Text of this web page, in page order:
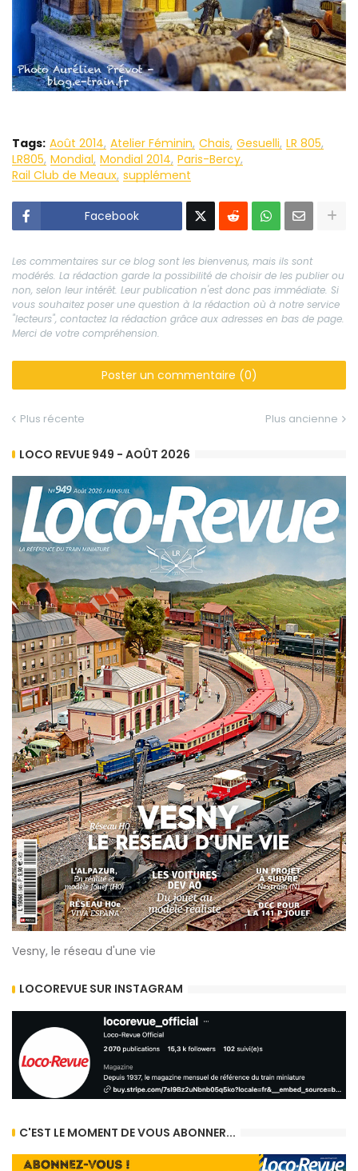
Tags: Août 2014 Atelier Féminin Chais Gesuelli LR 805
LR805 Mondial Mondial 2014 Paris-Bercy
Rail Club de Meaux supplément
Facebook
Les commentaires sur ce blog sont les bienvenus, mais ils sont
modérés. La rédaction garde la possibilité de choisir de les publier ou
non, selon leur intérêt. Leur publication n'est donc pas immédiate. Si
vous souhaitez poser une question à la rédaction où à notre service
"lecteurs", contactez la rédaction grâce aux adresses en bas de page.
Merci de votre compréhension.
Poster un commentaire (0)
Plus récente Plus ancienne
LOCO REVUE 949 - AOÛT 2026
Vesny, le réseau d'une vie
LOCOREVUE SUR INSTAGRAM
C'EST LE MOMENT DE VOUS ABONNER...